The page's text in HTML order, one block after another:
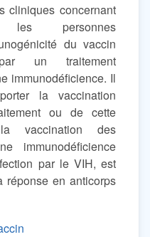
cliniques concernant
les personnes
du vaccin
un traitement
immunodéficience. Il
la vaccination
ou de cette
vaccination des
immunodéficience
par le VIH, est
réponse en anticorps